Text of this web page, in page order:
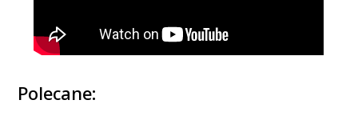
Polecane: